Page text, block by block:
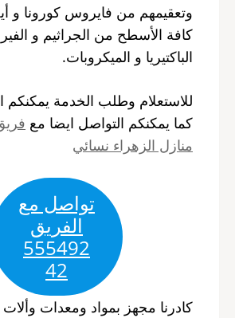
وتعقيمهم من فايروس كورونا و
كافة الأسطح من الجراثيم و
الباكتيريا و الميكروبات.
للاستعلام وطلب الخدمة يمكنكم
كما يمكنكم التواصل ايضا مع
منازل الزهراء نسائي
تواصل مع
الفريق
555492
42
كادرنا مجهز بمواد ومعدات